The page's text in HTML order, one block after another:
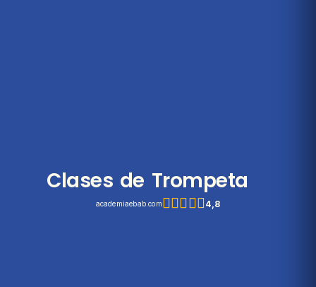
Clases de Trompeta
academiaebab.com 4,8